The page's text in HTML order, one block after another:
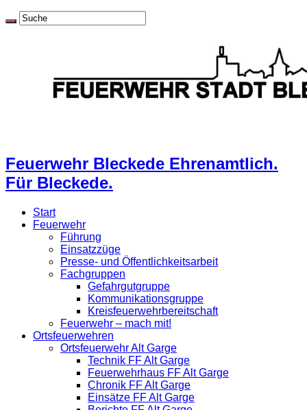
Feuerwehr Bleckede Ehrenamtlich.
Für Bleckede.
Start
Feuerwehr
Führung
Einsatzzüge
Presse- und Öffentlichkeitsarbeit
Fachgruppen
Gefahrgutgruppe
Kommunikationsgruppe
Kreisfeuerwehrbereitschaft
Feuerwehr – mach mit!
Ortsfeuerwehren
Ortsfeuerwehr Alt Garge
Technik FF Alt Garge
Feuerwehrhaus FF Alt Garge
Chronik FF Alt Garge
Einsätze FF Alt Garge